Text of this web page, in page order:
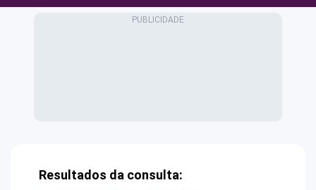
Resultados da consulta: